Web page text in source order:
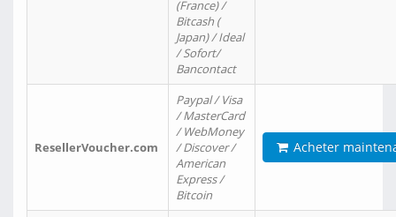
(France) /
Bitcash (
Japan) / Ideal
/ Sofort/
Bancontact
ResellerVoucher.com
Paypal / Visa
/ MasterCard
/ WebMoney
/ Discover /
American
Express /
Bitcoin
Acheter